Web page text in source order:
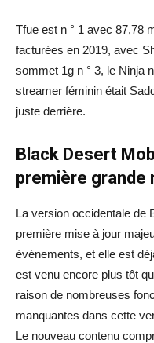
Tfue est n ° 1 avec 87,78
facturées en 2019, avec
sommet 1g n ° 3, le Ninja
streamer féminin était
juste derrière.
Black Desert
première grande
La version occidentale de
première mise à jour
événements, et elle est
est venu encore plus tôt
raison de nombreuses
manquantes dans cette
Le nouveau contenu